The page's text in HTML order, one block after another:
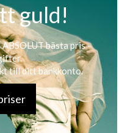
guld!
bästa pris -
till ditt bankkonto.